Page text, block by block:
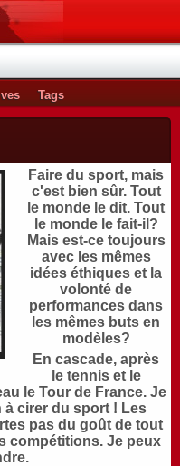
Tags
Faire du sport, mais
c'est bien sûr. Tout
le monde le dit. Tout
le monde le fait-il?
Mais est-ce toujours
avec les mêmes
idées éthiques et la
volonté de
performances dans
les mêmes buts en
modèles?
En cascade, après
le tennis et le
le Tour de France. Je
cirer du sport ! Les
pas du goût de tout
compétitions. Je peux